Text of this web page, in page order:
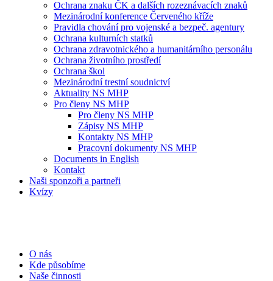
Ochrana znaku ČK a dalších rozeznávacích znaků
Mezinárodní konference Červeného kříže
Pravidla chování pro vojenské a bezpeč. agentury
Ochrana kulturních statků
Ochrana zdravotnického a humanitárního personálu
Ochrana životního prostředí
Ochrana škol
Mezinárodní trestní soudnictví
Aktuality NS MHP
Pro členy NS MHP
Pro členy NS MHP
Zápisy NS MHP
Kontakty NS MHP
Pracovní dokumenty NS MHP
Documents in English
Kontakt
Naši sponzoři a partneři
Kvízy
O nás
Kde působíme
Naše činnosti